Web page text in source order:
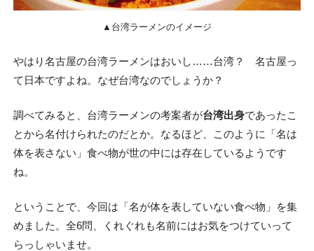
▲台湾ラーメンのイメージ
やはり名古屋の台湾ラーメンはおいし……台湾？ 名古屋っ
て日本ですよね。なぜ台湾なのでしょうか？
調べてみると、台湾ラーメンの考案者が台湾出身であったこ
とから名付けられたのだとか。なるほど、このように「名は
体を表さない」食べ物が世の中には存在しているようです
ね。
ということで、今回は「名が体を表していない食べ物」を集
めました。全6問、くれぐれも名前にはお気をつけていって
らっしゃいませ。